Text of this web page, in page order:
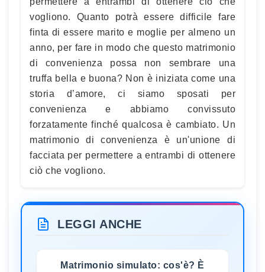
vogliono. Quanto potrà essere difficile fare
finta di essere marito e moglie per almeno un
anno, per fare in modo che questo matrimonio
di convenienza possa non sembrare una
truffa bella e buona? Non è iniziata come una
storia d’amore, ci siamo sposati per
convenienza e abbiamo convissuto
forzatamente finché qualcosa è cambiato. Un
matrimonio di convenienza è un'unione di
facciata per permettere a entrambi di ottenere
ciò che vogliono.
LEGGI ANCHE
Matrimonio simulato: cos'è? È